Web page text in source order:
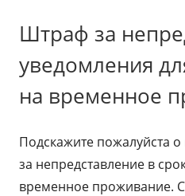
новом
Штраф за
уведомления
на временное
Подскажите пожалуйста
за непредставление в
временное проживание.